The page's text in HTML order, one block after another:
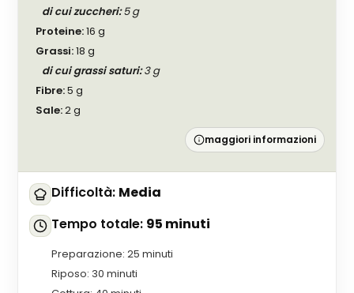
di cui zuccheri:5g
Proteine:16 g
Grassi:18 g
di cui grassi saturi:3g
Fibre:5 g
Sale:2g
maggiori informazioni
Difficoltà: Media
Tempo totale: 95 minuti
Preparazione:25 minuti
Riposo: 30 minuti